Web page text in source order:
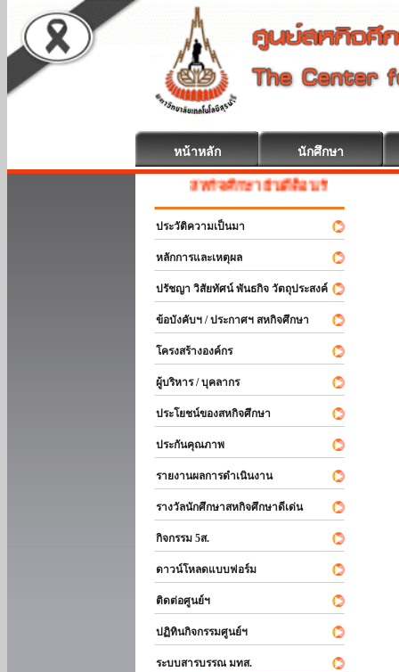
หน้าหลัก นักศึกษา
สหกิจศึกษา ยินดีต้อนรับ
ประวัติความเป็นมา
หลักการและเหตุผล
ปรัชญา วิสัยทัศน์ พันธกิจ วัตถุประสงค์
ข้อบังคับฯ / ประกาศฯ สหกิจศึกษา
โครงสร้างองค์กร
ผู้บริหาร / บุคลากร
ประโยชน์ของสหกิจศึกษา
ประกันคุณภาพ
รายงานผลการดำเนินงาน
รางวัลนักศึกษาสหกิจศึกษาดีเด่น
กิจกรรม 5ส.
ดาวน์โหลดแบบฟอร์ม
ติดต่อศูนย์ฯ
ปฏิทินกิจกรรมศูนย์ฯ
ระบบสารบรรณ มทส.